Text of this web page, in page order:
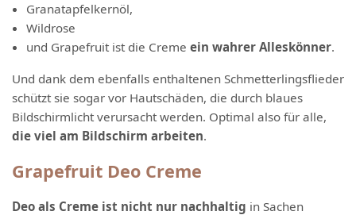
Granatapfelkernöl,
Wildrose
und Grapefruit ist die Creme ein wahrer Alleskönner.
Und dank dem ebenfalls enthaltenen Schmetterlingsflieder
schützt sie sogar vor Hautschäden, die durch blaues
Bildschirmlicht verursacht werden. Optimal also für alle,
die viel am Bildschirm arbeiten.
Grapefruit Deo Creme
Deo als Creme ist nicht nur nachhaltig in Sachen